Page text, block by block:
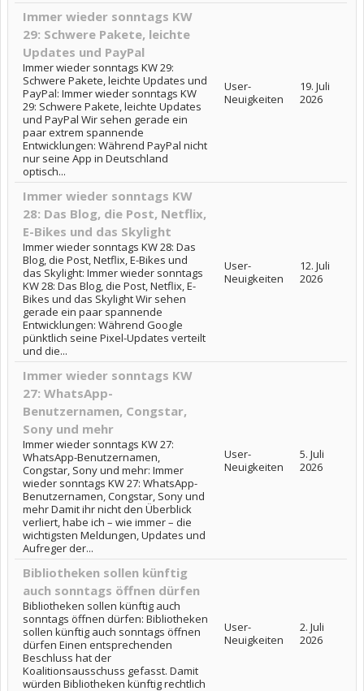
Immer wieder sonntags KW
29: Schwere Pakete, leichte
Updates und PayPal
Immer wieder sonntags KW 29:
Schwere Pakete, leichte Updates und
PayPal: Immer wieder sonntags KW
29: Schwere Pakete, leichte Updates
und PayPal Wir sehen gerade ein
paar extrem spannende
Entwicklungen: Während PayPal nicht
nur seine App in Deutschland
optisch...
User-
Neuigkeiten
19. Juli
2026
Immer wieder sonntags KW
28: Das Blog, die Post, Netflix,
E-Bikes und das Skylight
Immer wieder sonntags KW 28: Das
Blog, die Post, Netflix, E-Bikes und
das Skylight: Immer wieder sonntags
KW 28: Das Blog, die Post, Netflix, E-
Bikes und das Skylight Wir sehen
gerade ein paar spannende
Entwicklungen: Während Google
pünktlich seine Pixel-Updates verteilt
und die...
User-
Neuigkeiten
12. Juli
2026
Immer wieder sonntags KW
27: WhatsApp-
Benutzernamen, Congstar,
Sony und mehr
Immer wieder sonntags KW 27:
WhatsApp-Benutzernamen,
Congstar, Sony und mehr: Immer
wieder sonntags KW 27: WhatsApp-
Benutzernamen, Congstar, Sony und
mehr Damit ihr nicht den Überblick
verliert, habe ich – wie immer – die
wichtigsten Meldungen, Updates und
Aufreger der...
User-
Neuigkeiten
5. Juli
2026
Bibliotheken sollen künftig
auch sonntags öffnen dürfen
Bibliotheken sollen künftig auch
sonntags öffnen dürfen: Bibliotheken
sollen künftig auch sonntags öffnen
dürfen Einen entsprechenden
Beschluss hat der
Koalitionsausschuss gefasst. Damit
würden Bibliotheken künftig rechtlich
User-
Neuigkeiten
2. Juli
2026